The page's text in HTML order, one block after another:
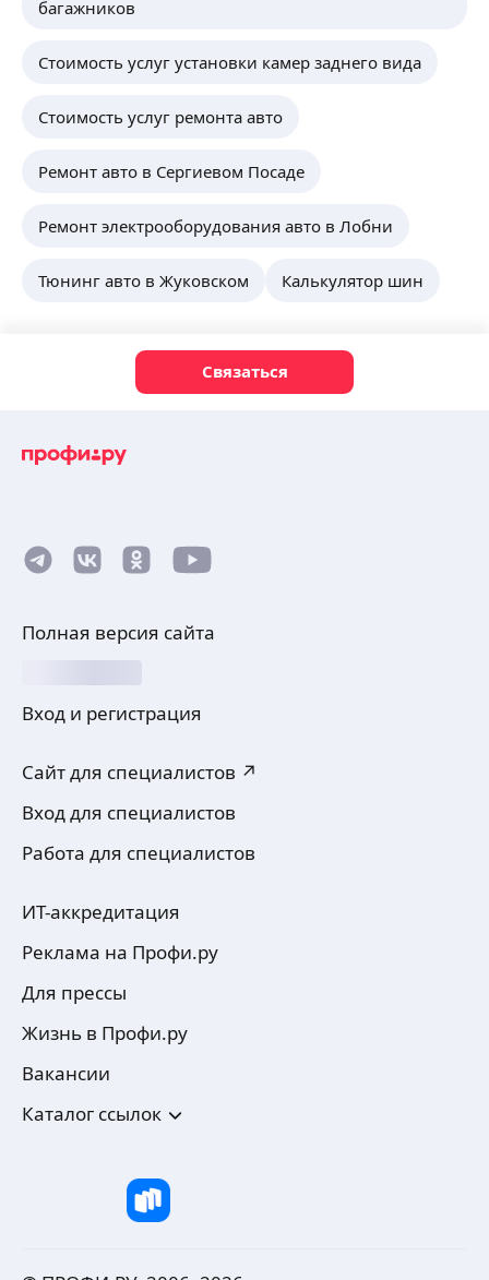
багажников
Стоимость услуг установки камер заднего вида
Стоимость услуг ремонта авто
Ремонт авто в Сергиевом Посаде
Ремонт электрооборудования авто в Лобни
Тюнинг авто в Жуковском Калькулятор шин
Связаться
Полная версия сайта
Вход и регистрация
Сайт для специалистов ↗
Вход для специалистов
Работа для специалистов
ИТ-аккредитация
Реклама на Профи.ру
Для прессы
Жизнь в Профи.ру
Вакансии
Каталог ссылок